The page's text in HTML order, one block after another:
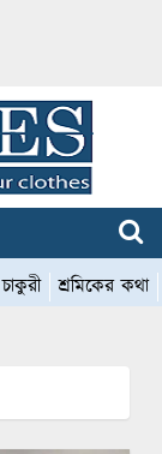
চাকুরী শ্রমিকের কথা